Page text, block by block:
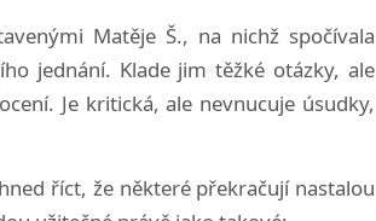
Matěje Š., na nichž spočívala
jednání. Klade jim těžké otázky, ale
Je kritická, ale nevnucuje úsudky,
říct, že některé překračují nastalou